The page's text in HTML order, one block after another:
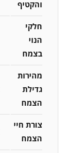
והקטיף
חלקי
הנוי
בצמח
מהירות
גדילת
הצמח
צורת חיי
הצמח